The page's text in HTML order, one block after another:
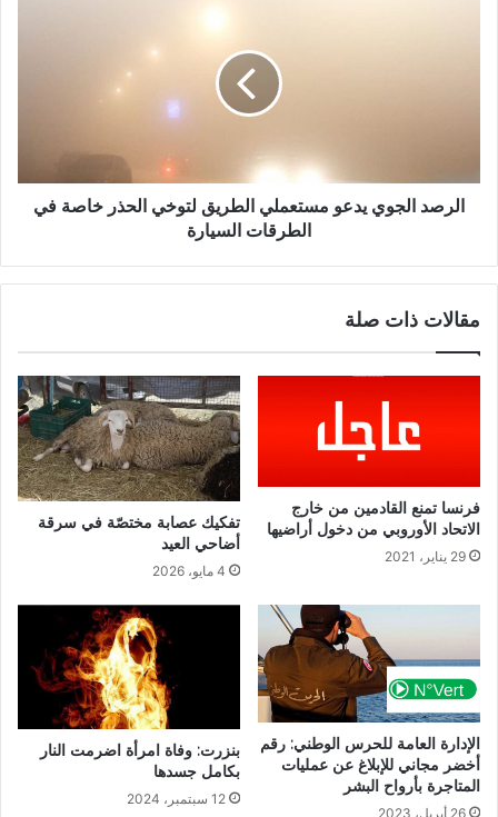
الرصد الجوي يدعو مستعملي الطريق لتوخي الحذر خاصة في
الطرقات السيارة
مقالات ذات صلة
فرنسا تمنع القادمين من خارج
الاتحاد الأوروبي من دخول أراضيها
29 يناير، 2021
تفكيك عصابة مختصّة في سرقة
أضاحي العيد
4 مايو، 2026
الإدارة العامة للحرس الوطني: رقم
أخضر مجاني للإبلاغ عن عمليات
المتاجرة بأرواح البشر
26 أبريل، 2023
بنزرت: وفاة امرأة اضرمت النار
بكامل جسدها
12 سبتمبر، 2024